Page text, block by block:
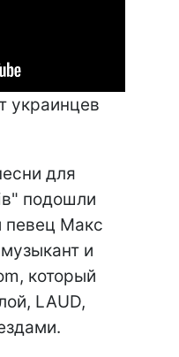
украинцев
для
подошли
певец Макс
и
который
LAUD,